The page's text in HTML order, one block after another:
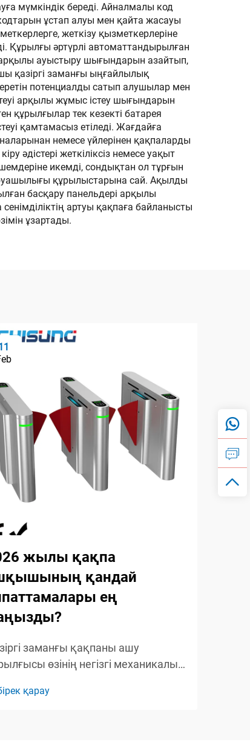
мүмкіндік береді. Айналмалы код
ұстап алуы мен қайта жасауы
жеткізу қызметкерлеріне
Құрылғы әртүрлі автоматтандырылған
ауыстыру шығындарын азайтып,
қазіргі заманғы ыңғайлылық
потенциалды сатып алушылар мен
арқылы жұмыс істеу шығындарын
құрылғылар тек кезекті батарея
қамтамасыз етіледі. Жағдайға
немесе үйлерінен қақпаларды
әдістері жеткіліксіз немесе уақыт
икемді, сондықтан ол тұрғын
құрылыстарына сай. Ақылды
басқару панельдері арқылы
артуы қақпаға байланысты
ұзартады.
жылы қақпа
қандай
ең
заманғы қақпаны ашу
өзінің негізгі механикалық
қауіпсіздікті және
қарау